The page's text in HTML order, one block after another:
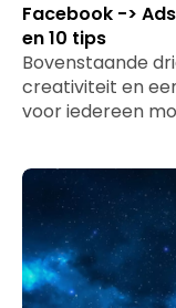
Facebook ->
en 10 tips
Bovenstaande
creativiteit en
voor iedereen